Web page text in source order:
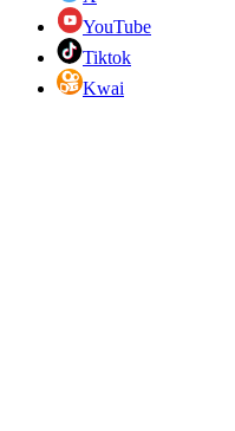
YouTube
Tiktok
Kwai